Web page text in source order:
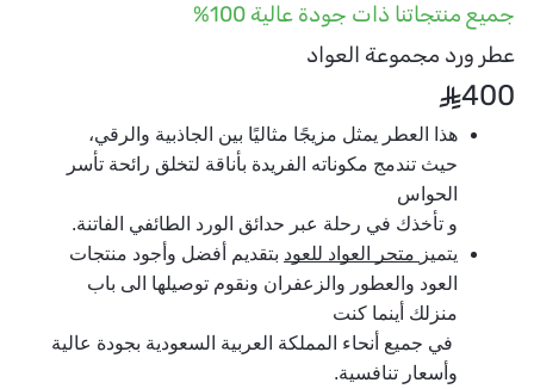
جميع منتجاتنا ذات جودة عالية 100%
عطر ورد مجموعة العواد
400
الحواس
و تأخذك في رحلة عبر حدائق الورد الطائفي الفاتنة.
يتميز متجر العواد للعود
منزلك أينما كنت
وأسعار تنافسية.